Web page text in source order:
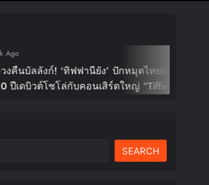
นียัง’ ปักหมุดไทยแลนด์
นเสิร์ตใหญ่ “Tiffany
SEARCH